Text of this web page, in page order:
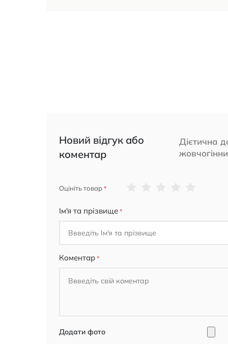
Новий відгук або
коментар
Дієтична
Оцініть товар
Ім'я та прізвище
Коментар
Додати фото